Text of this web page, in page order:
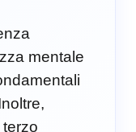
mentale